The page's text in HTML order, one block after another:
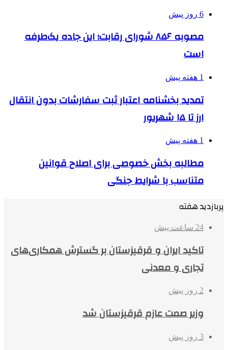
6 روز پیش
مصوبه ۸۵۶ شورای رقابت؛ این جاده یک‌طرفه
است
1 هفته پیش
تمدید بخشنامه اعتبار ثبت سفارشات بدون انتقال
ارز تا ۱۵ شهریور
1 هفته پیش
مطالبه بخش خصوصی برای اصلاح قوانین
متناسب با شرایط جنگی
پربازدید هفته
24 ساعت پیش
تاکید ایران و قرقیزستان بر گسترش همکاری‌های
تجاری و معدنی
2 روز پیش
وزیر صمت عازم قرقیزستان شد
3 روز پیش